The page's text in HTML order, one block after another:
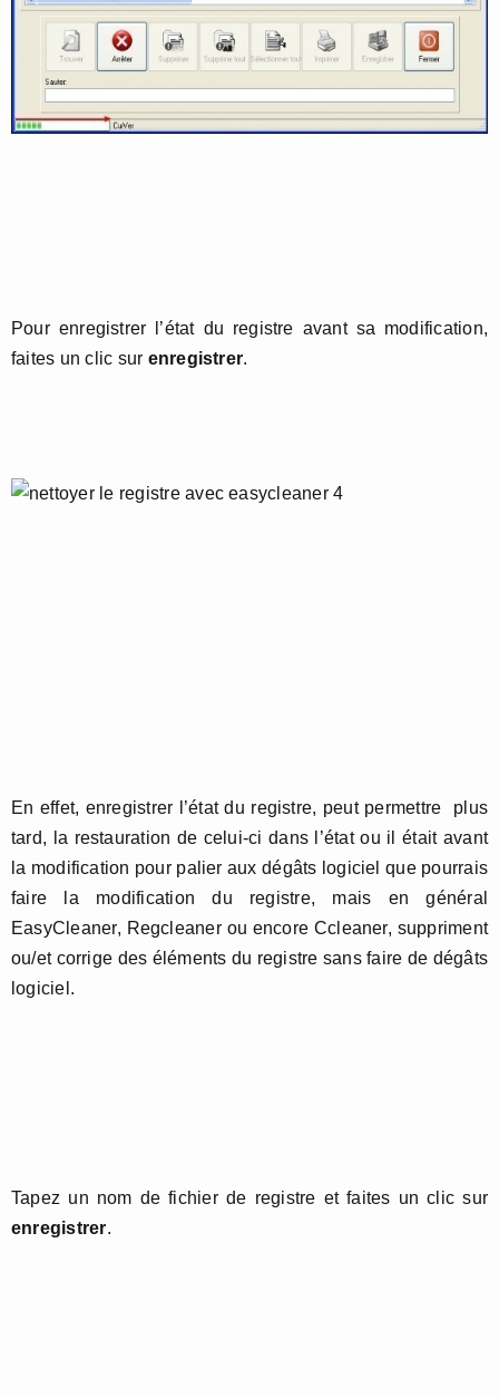
Pour enregistrer l’état du registre avant sa modification,
faites un clic sur enregistrer.
En effet, enregistrer l’état du registre, peut permettre plus
tard, la restauration de celui-ci dans l’état ou il était avant
la modification pour palier aux dégâts logiciel que pourrais
faire la modification du registre, mais en général
EasyCleaner, Regcleaner ou encore Ccleaner, suppriment
ou/et corrige des éléments du registre sans faire de dégâts
logiciel.
Tapez un nom de fichier de registre et faites un clic sur
enregistrer.